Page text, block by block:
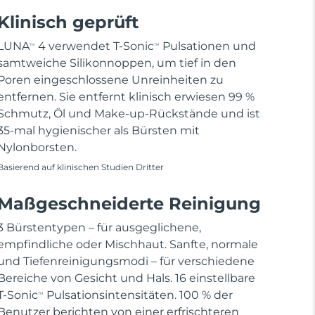
geprüft
TM 4 verwendet T-SonicTM
Pulsationen und
Silikonnoppen, um tief in den
eingeschlossene Unreinheiten zu
Sie entfernt klinisch erwiesen 99 %
Öl und Make-up-Rückstände und ist
mal hygienischer als Bürsten mit
auf klinischen Studien Dritter
Reinigung
Bürstentypen – für ausgeglichene,
oder Mischhaut. Sanfte, normale
Tiefenreinigungsmodi – für verschiedene
von Gesicht und Hals. 16 einstellbare
SonicTM
Pulsationsintensitäten. 100 % der
berichten von einer erfrischteren